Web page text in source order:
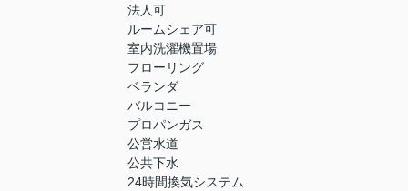
法人可
ルームシェア可
室内洗濯機置場
フローリング
ベランダ
バルコニー
プロパンガス
公営水道
公共下水
24時間換気システム